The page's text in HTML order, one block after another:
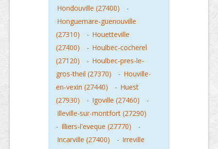
Hondouville (27400)
-
Honguemare-guenouville
(27310)
- Houetteville
(27400)
- Houlbec-cocherel
(27120)
- Houlbec-pres-le-
gros-theil (27370)
- Houville-
en-vexin (27440)
- Huest
(27930)
- Igoville (27460)
-
Illeville-sur-montfort (27290)
- Illiers-l'eveque (27770)
-
Incarville (27400)
- Irreville